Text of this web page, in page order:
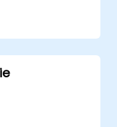
Daten
LLM-